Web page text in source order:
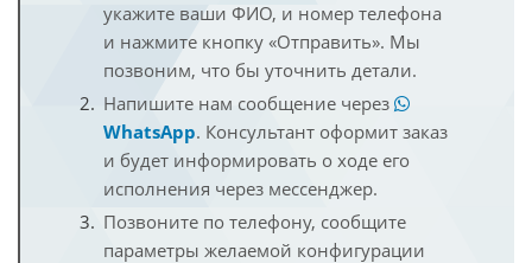
укажите ваши ФИО, и номер телефона
и нажмите кнопку «Отправить». Мы
позвоним, что бы уточнить детали.
Напишите нам сообщение через
WhatsApp. Консультант оформит заказ
и будет информировать о ходе его
исполнения через мессенджер.
Позвоните по телефону, сообщите
параметры желаемой конфигурации